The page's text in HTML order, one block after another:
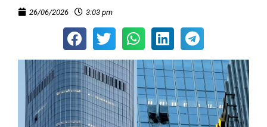
26/06/2026 3:03 pm